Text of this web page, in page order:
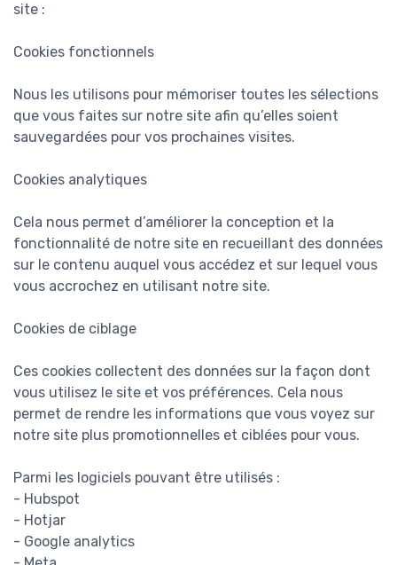
site :
Cookies fonctionnels
Nous les utilisons pour mémoriser toutes les sélections
que vous faites sur notre site afin qu’elles soient
sauvegardées pour vos prochaines visites.
Cookies analytiques
Cela nous permet d’améliorer la conception et la
fonctionnalité de notre site en recueillant des données
sur le contenu auquel vous accédez et sur lequel vous
vous accrochez en utilisant notre site.
Cookies de ciblage
Ces cookies collectent des données sur la façon dont
vous utilisez le site et vos préférences. Cela nous
permet de rendre les informations que vous voyez sur
notre site plus promotionnelles et ciblées pour vous.
Parmi les logiciels pouvant être utilisés :
- Hubspot
- Hotjar
- Google analytics